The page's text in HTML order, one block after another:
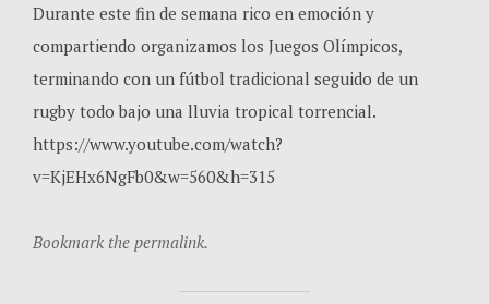
Durante este fin de semana rico en emoción y
compartiendo organizamos los Juegos Olímpicos,
terminando con un fútbol tradicional seguido de un
rugby todo bajo una lluvia tropical torrencial.
https://www.youtube.com/watch?
v=KjEHx6NgFb0&w=560&h=315
Bookmark the permalink.